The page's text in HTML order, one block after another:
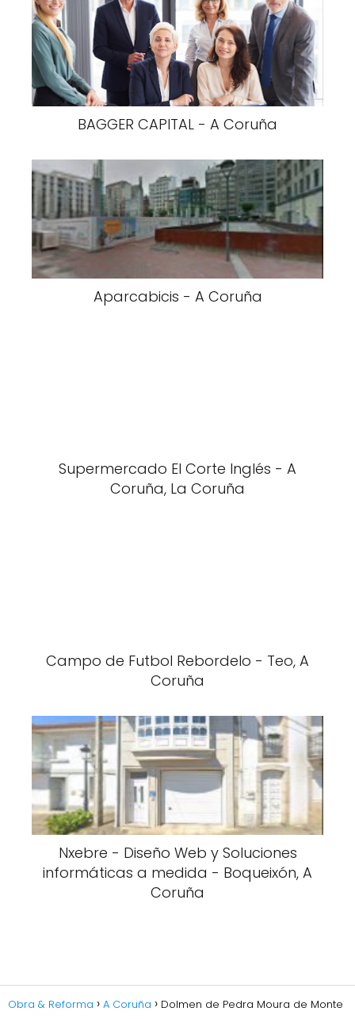
BAGGER CAPITAL - A Coruña
Aparcabicis - A Coruña
Supermercado El Corte Inglés - A
Coruña, La Coruña
Campo de Futbol Rebordelo - Teo, A
Coruña
Nxebre - Diseño Web y Soluciones
informáticas a medida - Boqueixón, A
Coruña
Obra & Reforma A Coruña
Dolmen de Pedra Moura de Monte